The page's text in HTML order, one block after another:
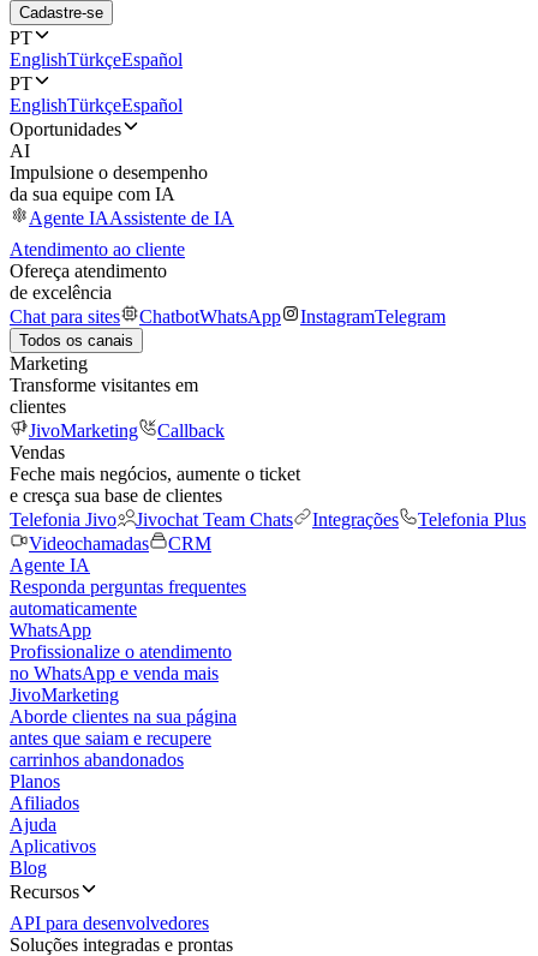
Cadastre-se
PT
EnglishTürkçeEspañol
PT
EnglishTürkçeEspañol
Oportunidades
AI
Impulsione o desempenho
da sua equipe com IA
Agente IAAssistente de IA
Atendimento ao cliente
Ofereça atendimento
de excelência
Chat para sites
ChatbotWhatsApp InstagramTelegram
Todos os canais
Marketing
Transforme visitantes em
clientes
JivoMarketing
Callback
Vendas
Feche mais negócios, aumente o ticket
e cresça sua base de clientes
Telefonia Jivo
Jivochat Team Chats Integrações
Telefonia Plus
Videochamadas
CRM
Agente IA
Responda perguntas frequentes
automaticamente
WhatsApp
Profissionalize o atendimento
no WhatsApp e venda mais
JivoMarketing
Aborde clientes na sua página
antes que saiam e recupere
carrinhos abandonados
Planos
Afiliados
Ajuda
Aplicativos
Blog
Recursos
API para desenvolvedores
Soluções integradas e prontas